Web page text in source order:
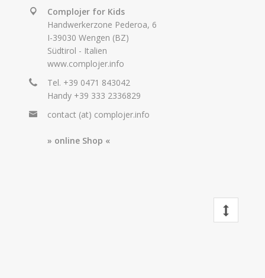
Complojer for Kids
Handwerkerzone Pederoa, 6
I-39030 Wengen (BZ)
Südtirol - Italien
www.complojer.info
Tel. +39 0471 843042
Handy +39 333 2336829
contact (at) complojer.info
» online Shop «